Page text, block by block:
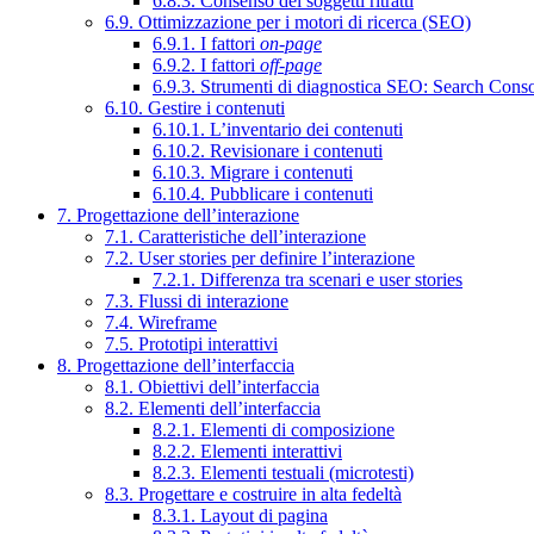
6.9. Ottimizzazione per i motori di ricerca (SEO)
6.9.1. I fattori on-page
6.9.2. I fattori off-page
6.9.3. Strumenti di diagnostica SEO: Search
6.10. Gestire i contenuti
6.10.1. L’inventario dei contenuti
6.10.2. Revisionare i contenuti
6.10.3. Migrare i contenuti
6.10.4. Pubblicare i contenuti
7. Progettazione dell’interazione
7.1. Caratteristiche dell’interazione
7.2. User stories per definire l’interazione
7.2.1. Differenza tra scenari e user stories
7.3. Flussi di interazione
7.4. Wireframe
7.5. Prototipi interattivi
8. Progettazione dell’interfaccia
8.1. Obiettivi dell’interfaccia
8.2. Elementi dell’interfaccia
8.2.1. Elementi di composizione
8.2.2. Elementi interattivi
8.2.3. Elementi testuali (microtesti)
8.3. Progettare e costruire in alta fedeltà
8.3.1. Layout di pagina